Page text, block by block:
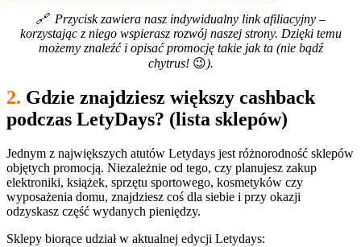
🔗 Przycisk zawiera nasz indywidualny link afiliacyjny –
korzystając z niego wspierasz rozwój naszej strony. Dzięki temu
możemy znaleźć i opisać promocję takie jak ta (nie bądź
chytrus! 😉).
2. Gdzie znajdziesz większy cashback
podczas LetyDays? (lista sklepów)
Jednym z największych atutów Letydays jest różnorodność sklepów
objętych promocją. Niezależnie od tego, czy planujesz zakup
elektroniki, książek, sprzętu sportowego, kosmetyków czy
wyposażenia domu, znajdziesz coś dla siebie i przy okazji
odzyskasz część wydanych pieniędzy.
Sklepy biorące udział w aktualnej edycji Letydays: